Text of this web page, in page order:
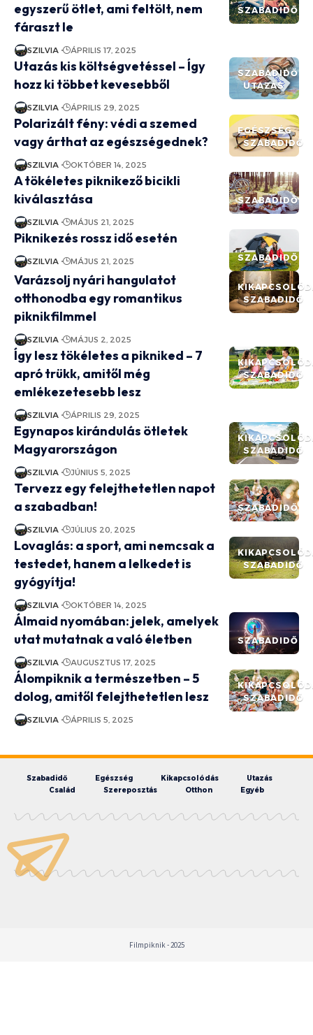
SZABADIDŐ
egyszerű ötlet, ami feltölt, nem
fáraszt le
SZILVIA ÁPRILIS 17, 2025
SZABADIDŐ
UTAZÁS
Utazás kis költségvetéssel – Így
hozz ki többet kevesebből
SZILVIA ÁPRILIS 29, 2025
EGÉSZSÉG
SZABADIDŐ
Polarizált fény: védi a szemed
vagy árthat az egészségednek?
SZILVIA OKTÓBER 14, 2025
SZABADIDŐ
A tökéletes piknikező bicikli
kiválasztása
SZILVIA MÁJUS 21, 2025
SZABADIDŐ
Piknikezés rossz idő esetén
SZILVIA MÁJUS 21, 2025
SZABADIDŐ
Varázsolj nyári hangulatot
otthonodba egy romantikus
piknikfilmmel
SZILVIA MÁJUS 2, 2025
SZABADIDŐ
Így lesz tökéletes a pikniked – 7
apró trükk, amitől még
emlékezetesebb lesz
SZILVIA ÁPRILIS 29, 2025
SZABADIDŐ
Egynapos kirándulás ötletek
Magyarországon
SZILVIA JÚNIUS 5, 2025
SZABADIDŐ
Tervezz egy felejthetetlen napot
a szabadban!
SZILVIA JÚLIUS 20, 2025
SZABADIDŐ
Lovaglás: a sport, ami nemcsak a
testedet, hanem a lelkedet is
gyógyítja!
SZILVIA OKTÓBER 14, 2025
SZABADIDŐ
Álmaid nyomában: jelek, amelyek
utat mutatnak a való életben
SZILVIA AUGUSZTUS 17, 2025
SZABADIDŐ
Álompiknik a természetben – 5
dolog, amitől felejthetetlen lesz
SZILVIA ÁPRILIS 5, 2025
Szabadidő Egészség Kikapcsolódás
Utazás
Család
Szereposztás Otthon Egyéb
Filmpiknik - 2025